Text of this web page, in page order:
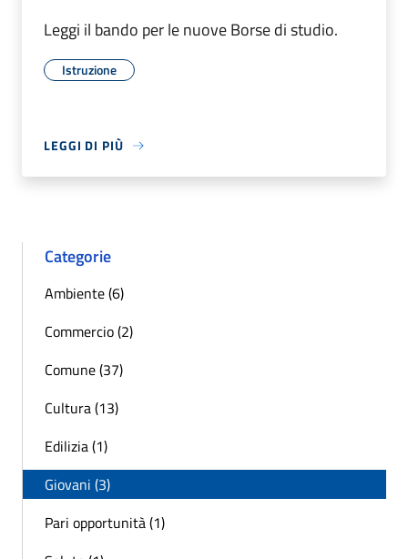
Leggi il bando per le nuove Borse di studio.
Istruzione
LEGGI DI PIÙ
Categorie
Ambiente (6)
Commercio (2)
Comune (37)
Cultura (13)
Edilizia (1)
Giovani (3)
Pari opportunità (1)